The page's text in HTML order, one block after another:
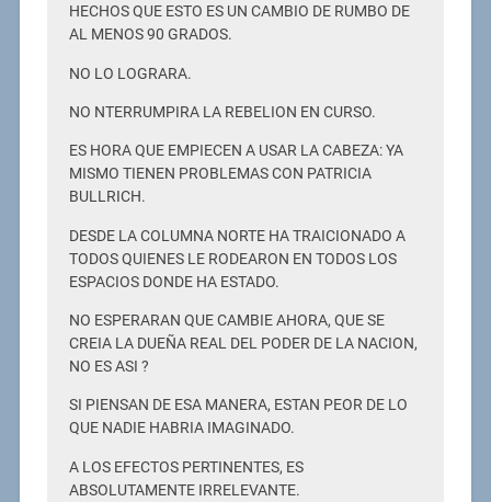
HECHOS QUE ESTO ES UN CAMBIO DE RUMBO DE
AL MENOS 90 GRADOS.
NO LO LOGRARA.
NO NTERRUMPIRA LA REBELION EN CURSO.
ES HORA QUE EMPIECEN A USAR LA CABEZA: YA
MISMO TIENEN PROBLEMAS CON PATRICIA
BULLRICH.
DESDE LA COLUMNA NORTE HA TRAICIONADO A
TODOS QUIENES LE RODEARON EN TODOS LOS
ESPACIOS DONDE HA ESTADO.
NO ESPERARAN QUE CAMBIE AHORA, QUE SE
CREIA LA DUEÑA REAL DEL PODER DE LA NACION,
NO ES ASI ?
SI PIENSAN DE ESA MANERA, ESTAN PEOR DE LO
QUE NADIE HABRIA IMAGINADO.
A LOS EFECTOS PERTINENTES, ES
ABSOLUTAMENTE IRRELEVANTE.